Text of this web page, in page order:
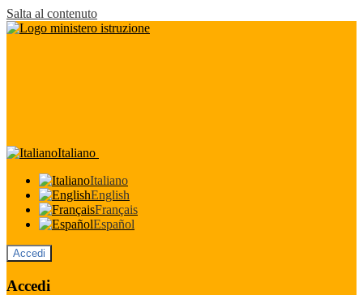
Salta al contenuto
Italiano
Italiano
English
Français
Español
Accedi
Accedi